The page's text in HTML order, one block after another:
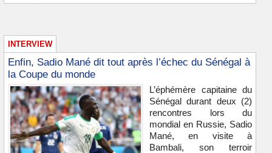
INTERVIEW
Enfin, Sadio Mané dit tout après l’échec du Sénégal à
la Coupe du monde
L’éphémère capitaine du
Sénégal durant deux (2)
rencontres lors du
mondial en Russie, Sadio
Mané, en visite à
Bambali, son terroir